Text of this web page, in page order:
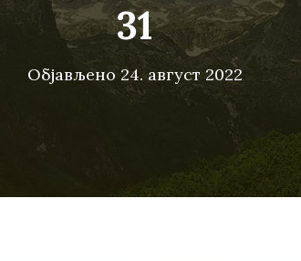
31
Објављено24. август 2022